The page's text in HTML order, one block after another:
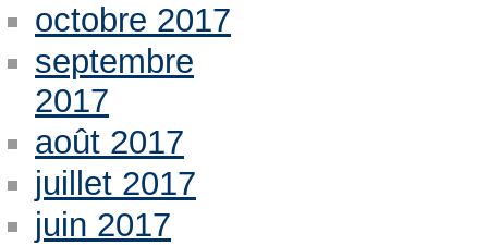
octobre 2017
septembre
2017
août 2017
juillet 2017
juin 2017